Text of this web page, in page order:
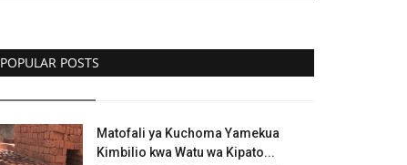
POPULAR POSTS
Matofali ya Kuchoma Yamekua
Kimbilio kwa Watu wa Kipato...